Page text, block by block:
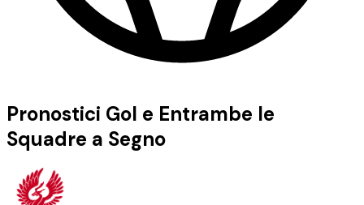
Pronostici Gol e Entrambe le
Squadre a Segno